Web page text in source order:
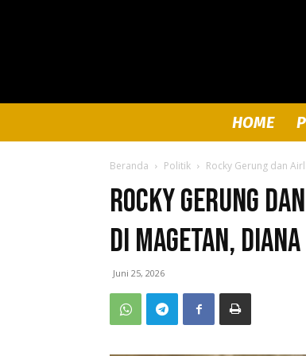
HOME
Beranda Politik Rocky Gerung dan
Rocky Gerung
di Magetan,
Juni 25, 2026